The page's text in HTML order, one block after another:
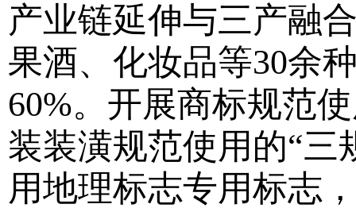
产业链延伸与三产融
果酒、化妆品等30余
60%。开展商标规范
装装潢规范使用的“三
用地理标志专用标志